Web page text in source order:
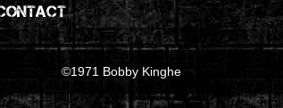
©1971 Bobby Kinghe